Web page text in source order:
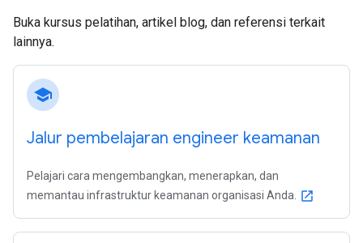
Buka kursus pelatihan, artikel blog, dan referensi terkait
lainnya.
school
Jalur pembelajaran engineer keamanan
Pelajari cara mengembangkan, menerapkan, dan
memantau infrastruktur keamanan organisasi Anda.
open_in_new